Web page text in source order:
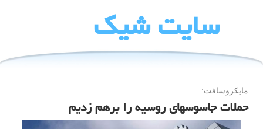
سایت شیك
مایكروسافت:
حملات جاسوسهای روسیه را برهم زدیم